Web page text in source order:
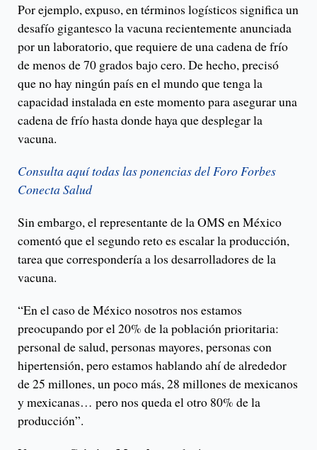
Por ejemplo, expuso, en términos logísticos significa un
desafío gigantesco la vacuna recientemente anunciada
por un laboratorio, que requiere de una cadena de frío
de menos de 70 grados bajo cero. De hecho, precisó
que no hay ningún país en el mundo que tenga la
capacidad instalada en este momento para asegurar una
cadena de frío hasta donde haya que desplegar la
vacuna.
Consulta aquí todas las ponencias del Foro Forbes
Conecta Salud
Sin embargo, el representante de la OMS en México
comentó que el segundo reto es escalar la producción,
tarea que correspondería a los desarrolladores de la
vacuna.
“En el caso de México nosotros nos estamos
preocupando por el 20% de la población prioritaria:
personal de salud, personas mayores, personas con
hipertensión, pero estamos hablando ahí de alrededor
de 25 millones, un poco más, 28 millones de mexicanos
y mexicanas… pero nos queda el otro 80% de la
producción”.